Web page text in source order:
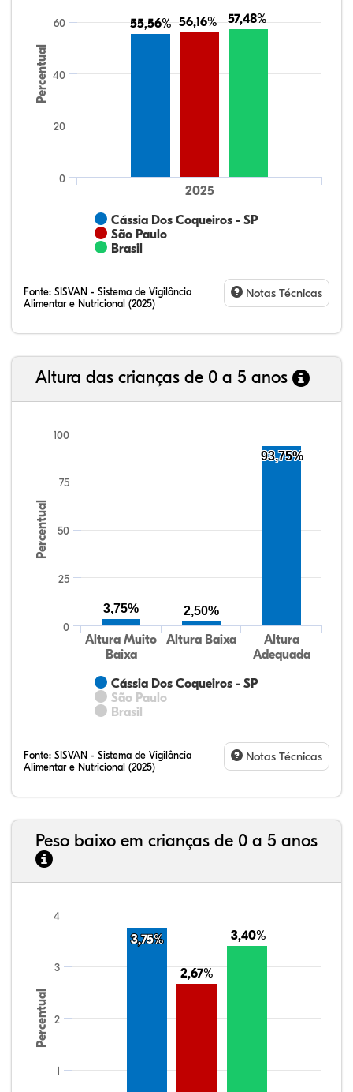
Percentual
55,56%
55,56% 56,16%
56,16% 57,48%
57,48%
Cássia Dos Coqueiros - SP
São Paulo
Brasil
2025
0
20
40
60
Fonte: SISVAN - Sistema de Vigilância
Alimentar e Nutricional (2025)
Notas Técnicas
Altura das crianças de 0 a 5 anos
Percentual
Cássia Dos Coqueiros - SP
São Paulo
Brasil
Altura Muito
Baixa
Altura Baixa
Altura
Adequada
0
25
50
75
100
3,75% 2,50%
93,75%
Fonte: SISVAN - Sistema de Vigilância
Alimentar e Nutricional (2025)
Notas Técnicas
Peso baixo em crianças de 0 a 5 anos
Percentual
3,75%
3,75%
2,67%
2,67%
3,40%
3,40%
1
2
3
4